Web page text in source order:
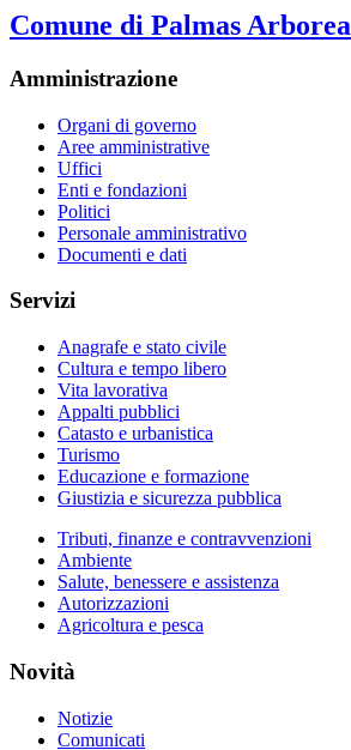
Comune di Palmas Arborea
Amministrazione
Organi di governo
Aree amministrative
Uffici
Enti e fondazioni
Politici
Personale amministrativo
Documenti e dati
Servizi
Anagrafe e stato civile
Cultura e tempo libero
Vita lavorativa
Appalti pubblici
Catasto e urbanistica
Turismo
Educazione e formazione
Giustizia e sicurezza pubblica
Tributi, finanze e contravvenzioni
Ambiente
Salute, benessere e assistenza
Autorizzazioni
Agricoltura e pesca
Novità
Notizie
Comunicati